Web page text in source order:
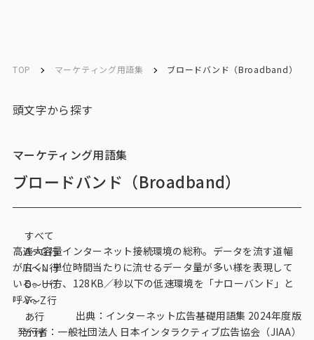
サービス一覧
サービストップ
マーケティングリサーチ
データベース
TOP マーケティング用語集 ブロードバンド（Broadband）
頭文字から探す
すべて
A〜G行
H〜N行
O〜U行
V～Z行
あ行
か行
マーケティング用語集
ブロードバンド（Broadband）
高速大容量インターネット接続環境の総称。データを流す道幅
が広く、単位時間当たりに流せるデータ量が多い様を表現して
いる。一方、128KB／秒以下の低速環境を「ナローバンド」と
呼ぶ。
出典：インターネット広告基礎用語集 2024年度版
発行者： 一般社団法人 日本インタラクティブ広告協会（JIAA）